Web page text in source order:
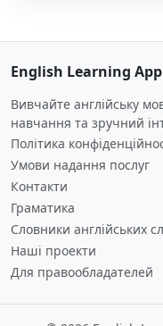
English Learning App
Вивчайте англійську
навчання та зручний
Політика
Умови надання послуг
Контакти
Граматика
Словники англійських
Наші проекти
Для правообладателей